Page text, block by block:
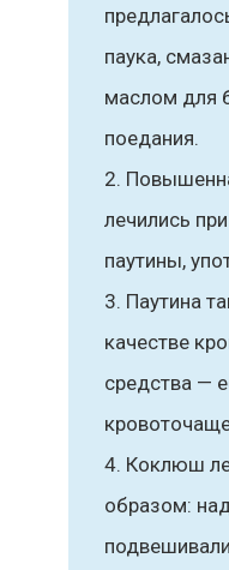
паука,
маслом для
поедания.
лечились
паутины,
Паутина
качестве
средства —
Коклюш
образом: